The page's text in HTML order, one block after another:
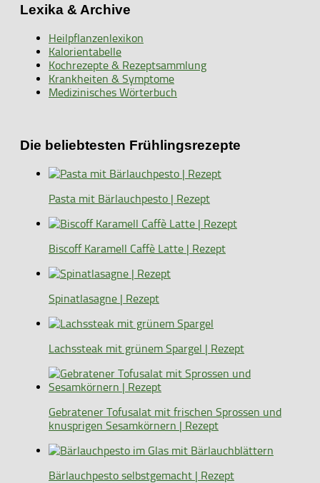
Lexika & Archive
Heilpflanzenlexikon
Kalorientabelle
Kochrezepte & Rezeptsammlung
Krankheiten & Symptome
Medizinisches Wörterbuch
Die beliebtesten Frühlingsrezepte
Pasta mit Bärlauchpesto | Rezept
Biscoff Karamell Caffè Latte | Rezept
Spinatlasagne | Rezept
Lachssteak mit grünem Spargel | Rezept
Gebratener Tofusalat mit frischen Sprossen und
knusprigen Sesamkörnern | Rezept
Bärlauchpesto selbstgemacht | Rezept